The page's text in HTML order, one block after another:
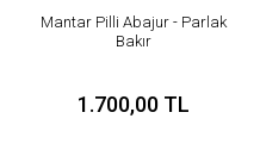
Mantar Pilli Abajur - Parlak
Bakır
1.700,00 TL